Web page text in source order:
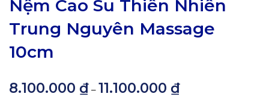
Nệm Cao Su Thiên Nhiên
Trung Nguyên Massage
10cm
8.100.000 ₫ – 11.100.000 ₫Khoảng